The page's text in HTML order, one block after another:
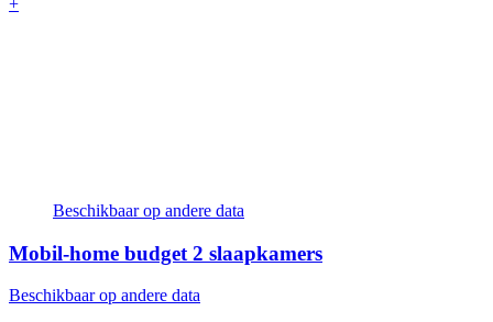
+
Beschikbaar op andere data
Mobil-home budget 2 slaapkamers
Beschikbaar op andere data